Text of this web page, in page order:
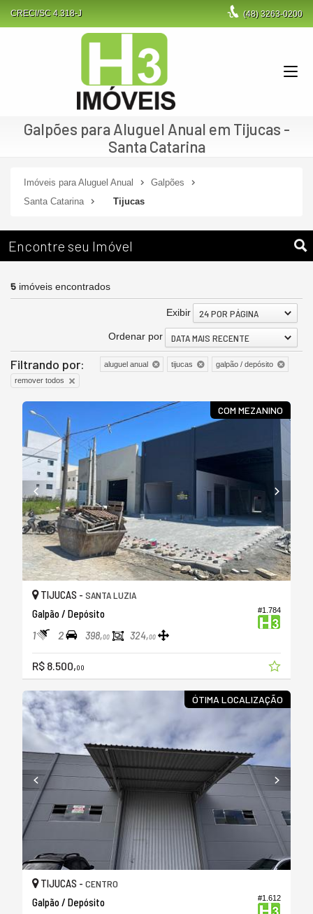
CRECI/SC 4.318-J (48)3263-0200
Galpões para Aluguel Anual em Tijucas -
Santa Catarina
Imóveis para Aluguel Anual
Galpões
Santa Catarina
Tijucas
Encontre seu Imóvel
5 imóveis encontrados
Exibir 24 POR PÁGINA
Ordenar por DATA MAIS RECENTE
Filtrando por: aluguel anual tijucas
galpão / depósito
remover todos
COM MEZANINO
#1.784
TIJUCAS - SANTA LUZIA
Galpão / Depósito
1 2 398,00 324,00
R$ 8.500,00
ÓTIMA LOCALIZAÇÃO
#1.612
TIJUCAS - CENTRO
Galpão / Depósito